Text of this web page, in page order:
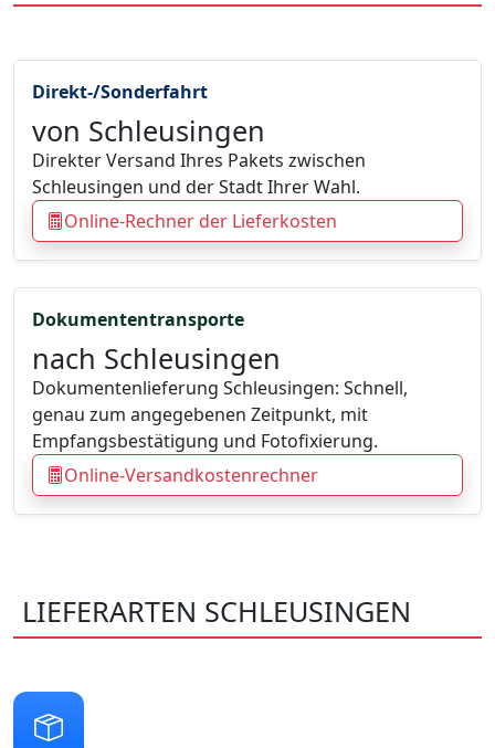
Direkt-/Sonderfahrt
von Schleusingen
Direkter Versand Ihres Pakets zwischen
Schleusingen und der Stadt Ihrer Wahl.
Online-Rechner der Lieferkosten
Dokumententransporte
nach Schleusingen
Dokumentenlieferung Schleusingen: Schnell,
genau zum angegebenen Zeitpunkt, mit
Empfangsbestätigung und Fotofixierung.
Online-Versandkostenrechner
LIEFERARTEN SCHLEUSINGEN